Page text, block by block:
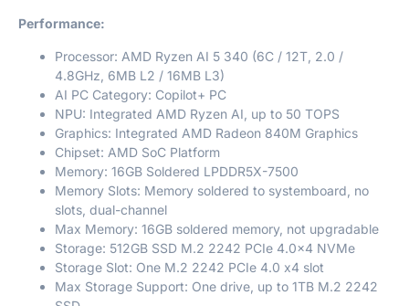
Performance:
Processor: AMD Ryzen AI 5 340 (6C / 12T, 2.0 /
4.8GHz, 6MB L2 / 16MB L3)
AI PC Category: Copilot+ PC
NPU: Integrated AMD Ryzen AI, up to 50 TOPS
Graphics: Integrated AMD Radeon 840M Graphics
Chipset: AMD SoC Platform
Memory: 16GB Soldered LPDDR5X-7500
Memory Slots: Memory soldered to systemboard, no
slots, dual-channel
Max Memory: 16GB soldered memory, not upgradable
Storage: 512GB SSD M.2 2242 PCIe 4.0×4 NVMe
Storage Slot: One M.2 2242 PCIe 4.0 x4 slot
Max Storage Support: One drive, up to 1TB M.2 2242